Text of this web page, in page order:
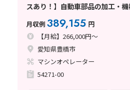
スあり！】自動車部品の加工・
円以上可能／月給制／愛知県豊橋市
月収例 389,155 円
【月給】266,000円～
愛知県豊橋市
マシンオペレーター
54271-00